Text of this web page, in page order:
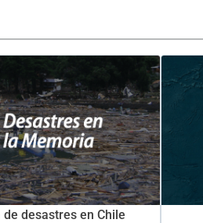
de desastres en Chile